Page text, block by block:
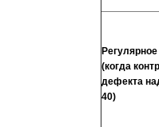
(когда
дефекта
40)